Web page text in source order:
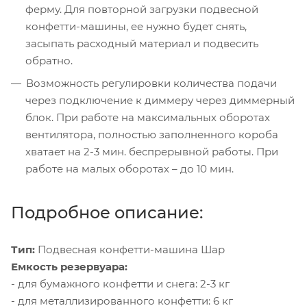
ферму. Для повторной загрузки подвесной
конфетти-машины, ее нужно будет снять,
засыпать расходный материал и подвесить
обратно.
Возможность регулировки количества подачи
через подключение к диммеру через диммерный
блок. При работе на максимальных оборотах
вентилятора, полностью заполненного короба
хватает на 2-3 мин. беспрерывной работы. При
работе на малых оборотах – до 10 мин.
Подробное описание:
Тип: Подвесная конфетти-машина Шар
Емкость резервуара:
- для бумажного конфетти и снега: 2-3 кг
- для металлизированного конфетти: 6 кг